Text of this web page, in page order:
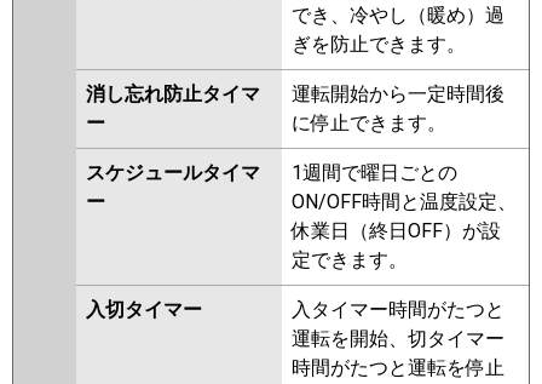
でき、冷やし（暖め）過
ぎを防止できます。
消し忘れ防止タイマ
ー
運転開始から一定時間後
に停止できます。
スケジュールタイマ
ー
1週間で曜日ごとの
ON/OFF時間と温度設定、
休業日（終日OFF）が設
定できます。
入切タイマー
入タイマー時間がたつと
運転を開始、切タイマー
時間がたつと運転を停止